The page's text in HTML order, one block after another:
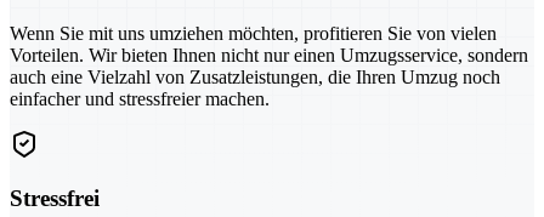
Wenn Sie mit uns umziehen möchten, profitieren Sie von vielen
Vorteilen. Wir bieten Ihnen nicht nur einen Umzugsservice, sondern
auch eine Vielzahl von Zusatzleistungen, die Ihren Umzug noch
einfacher und stressfreier machen.
Stressfrei